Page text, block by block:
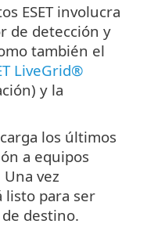
ESET involucra
de detección y
también el
LiveGrid®
y la
los últimos
a equipos
vez
listo para ser
destino.